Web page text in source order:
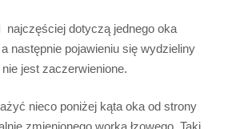
najczęściej dotyczą jednego oka
a następnie pojawieniu się wydzieliny
jest zaczerwienione.
nieco poniżej kąta oka od strony